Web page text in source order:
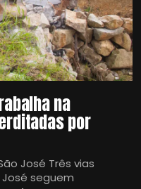
na
por
José Três vias
seguem